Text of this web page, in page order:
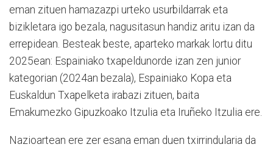
eman zituen hamazazpi urteko usurbildarrak eta
bizikletara igo bezala, nagusitasun handiz aritu izan da
errepidean. Besteak beste, aparteko markak lortu ditu
2025ean: Espainiako txapeldunorde izan zen junior
kategorian (2024an bezala), Espainiako Kopa eta
Euskaldun Txapelketa irabazi zituen, baita
Emakumezko Gipuzkoako Itzulia eta Iruñeko Itzulia ere.
Nazioartean ere zer esana eman duen txirrindularia da